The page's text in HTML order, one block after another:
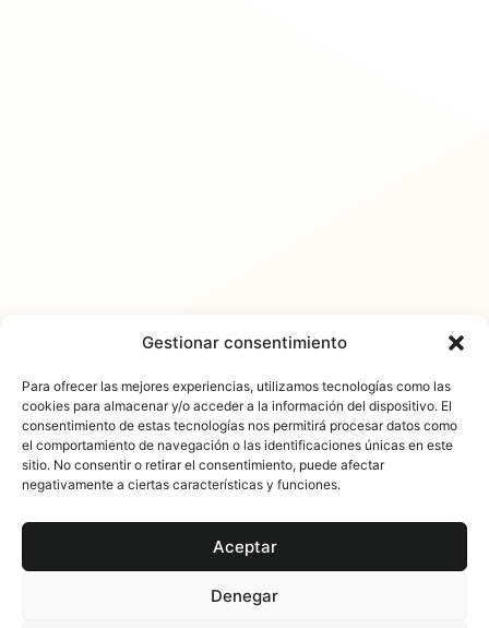
Gestionar consentimiento
Para ofrecer las mejores experiencias, utilizamos tecnologías como las
cookies para almacenar y/o acceder a la información del dispositivo. El
consentimiento de estas tecnologías nos permitirá procesar datos como
el comportamiento de navegación o las identificaciones únicas en este
sitio. No consentir o retirar el consentimiento, puede afectar
negativamente a ciertas características y funciones.
Aceptar
Denegar
𐓏FlashActual